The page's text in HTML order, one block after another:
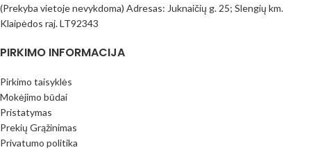
(Prekyba vietoje nevykdoma) Adresas: Juknaičių g. 25; Slengių km.
Klaipėdos raj. LT92343
PIRKIMO INFORMACIJA
Pirkimo taisyklės
Mokėjimo būdai
Pristatymas
Prekių Grąžinimas
Privatumo politika